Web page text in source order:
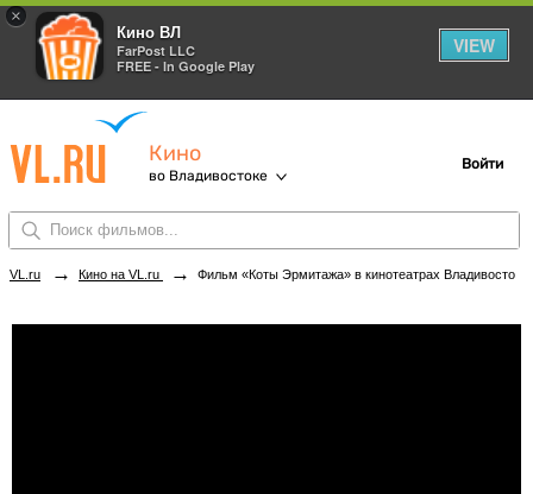
×
Кино ВЛ
FarPost LLC
FREE - In Google Play
VIEW
Кино
во Владивостоке
Войти
VL.ru → Кино на VL.ru → Фильм «Коты Эрмитажа» в кинотеатрах Владивостока. Купить билеты!